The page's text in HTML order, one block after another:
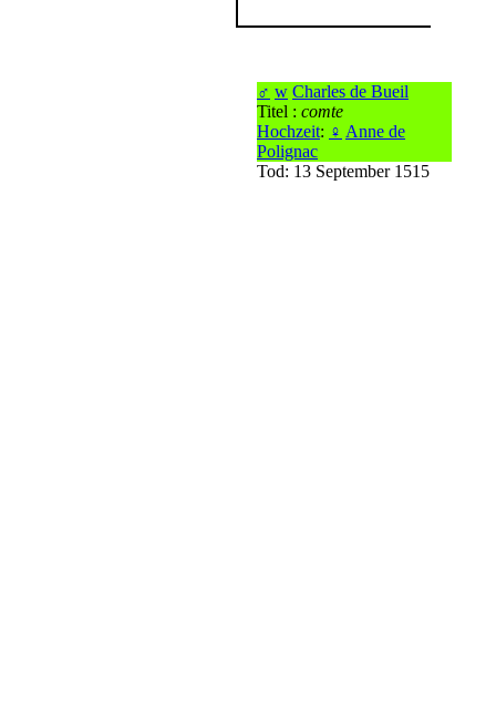
♂ w Charles de Bueil
Titel : comte
Hochzeit: ♀ Anne de
Polignac
Tod: 13 September 1515